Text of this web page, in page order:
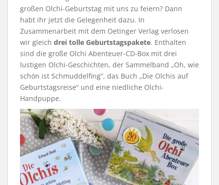
großen Olchi-Geburtstag mit uns zu feiern? Dann
habt ihr jetzt die Gelegenheit dazu. In
Zusammenarbeit mit dem Oetinger Verlag verlosen
wir gleich drei tolle Geburtstagspakete. Enthalten
sind die große Olchi Abenteuer-CD-Box mit drei
lustigen Olchi-Geschichten, der Sammelband „Oh, wie
schön ist Schmuddelfing“, das Buch „Die Olchis auf
Geburtstagsreise“ und eine niedliche Olchi-
Handpuppe.